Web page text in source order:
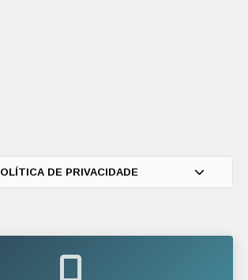
DE PRIVACIDADE